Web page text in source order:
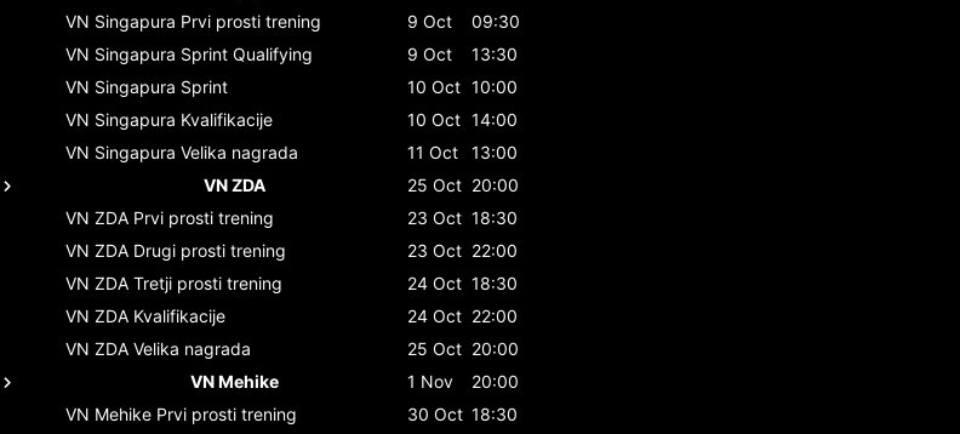
VN Singapura Prvi prosti trening 9 Oct
09:30
VN Singapura Sprint Qualifying 9 Oct
13:30
VN Singapura Sprint 10 Oct 10:00
VN Singapura Kvalifikacije 10 Oct 14:00
VN Singapura Velika nagrada 11 Oct
13:00
VN ZDA
25 Oct 20:00
VN ZDA Prvi prosti trening 23 Oct 18:30
VN ZDA Drugi prosti trening 23 Oct 22:00
VN ZDA Tretji prosti trening 24 Oct 18:30
VN ZDA Kvalifikacije 24 Oct 22:00
VN ZDA Velika nagrada 25 Oct 20:00
VN Mehike
1 Nov
20:00
VN Mehike Prvi prosti trening 30 Oct 18:30